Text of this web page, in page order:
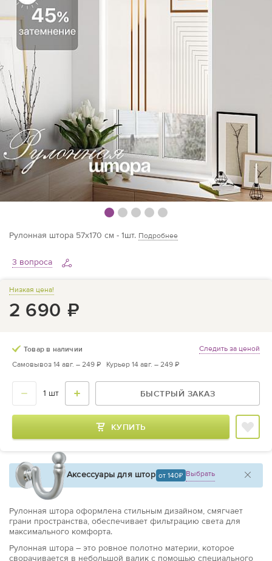
Рулонная штора 57х170 см - 1шт. Подробнее
3 вопроса
Низкая цена!
2 690 ₽
Товар в наличии
Следить за ценой
Самовывоз 14 авг. – 249 ₽ Курьер 14 авг. – 249 ₽
БЫСТРЫЙ ЗАКАЗ
КУПИТЬ
Аксессуары для штор от 140 Выбрать
Рулонная штора оформлена стильным дизайном, смягчает
грани пространства, обеспечивает фильтрацию света для
максимального комфорта.
Рулонная штора – это ровное полотно материи, которое
сворачивается в небольшой валик с помощью специального